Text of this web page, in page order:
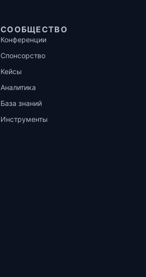
СООБЩЕСТВО
Конференции
Спонсорство
Кейсы
Аналитика
База знаний
Инструменты